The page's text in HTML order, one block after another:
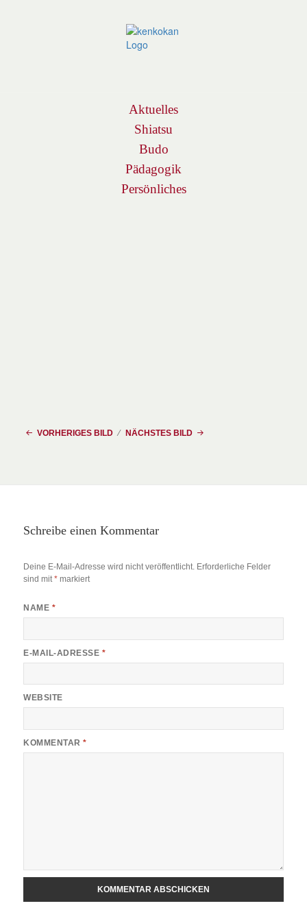
Aktuelles
Shiatsu
Budo
Pädagogik
Persönliches
VORHERIGES BILD NÄCHSTES BILD
Schreibe einen Kommentar
Deine E-Mail-Adresse wird nicht veröffentlicht. Erforderliche Felder
sind mit* markiert
NAME *
E-MAIL-ADRESSE *
WEBSITE
KOMMENTAR*